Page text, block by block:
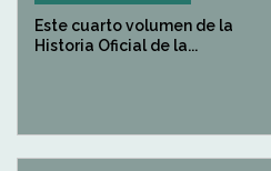
Este cuarto volumen de la
Historia Oficial de la...